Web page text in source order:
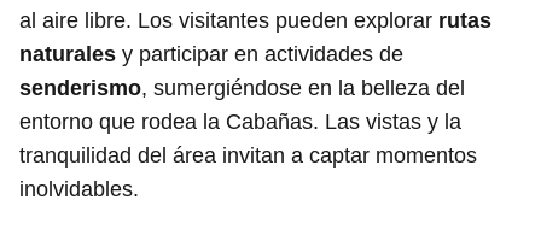
al aire libre. Los visitantes pueden explorar rutas
naturales y participar en actividades de
senderismo, sumergiéndose en la belleza del
entorno que rodea la Cabañas. Las vistas y la
tranquilidad del área invitan a captar momentos
inolvidables.